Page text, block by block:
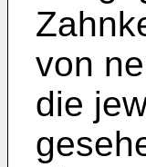
von
die